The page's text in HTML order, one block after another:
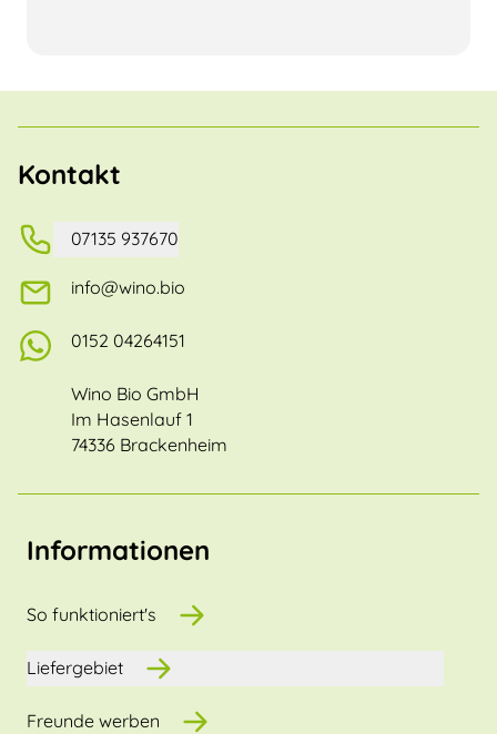
Kontakt
07135 937670
info@wino.bio
0152 04264151
Wino Bio GmbH
Im Hasenlauf 1
74336 Brackenheim
Informationen
So funktioniert's
Liefergebiet
Freunde werben